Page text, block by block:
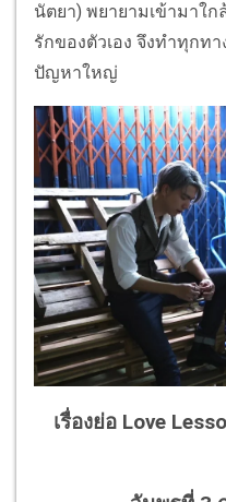
นัตยา) พยายามเข้ามาใ
รักของตัวเอง จึงทำทุกท
ปัญหาใหญ่
เรื่องย่อ Love